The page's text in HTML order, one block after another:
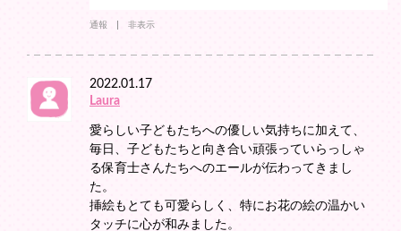
通報 非表示
2022.01.17
Laura
愛らしい子どもたちへの優しい気持ちに加えて、
毎日、子どもたちと向き合い頑張っていらっしゃ
る保育士さんたちへのエールが伝わってきまし
た。
挿絵もとても可愛らしく、特にお花の絵の温かい
タッチに心が和みました。